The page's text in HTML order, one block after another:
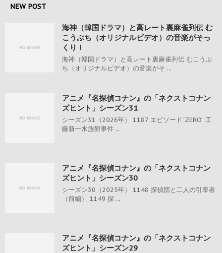
NEW POST
海神（韓国ドラマ）と高レート裏麻雀列伝 む
こうぶち（オリジナルビデオ）の音楽がそっ
くり！
海神（韓国ドラマ）と高レート裏麻雀列伝 むこうぶ
ち（オリジナルビデオ）の音楽がそ ...
アニメ『名探偵コナン』の「ネクストコナン
ズヒント」シーズン31
シーズン31（2026年） 1187 エピソード“ZERO” 工
藤新一水族館事件 ...
アニメ『名探偵コナン』の「ネクストコナン
ズヒント」シーズン30
シーズン30（2025年） 1148 探偵団と二人の引率者
（前編） 1149 探 ...
アニメ『名探偵コナン』の「ネクストコナン
ズヒント」シーズン29